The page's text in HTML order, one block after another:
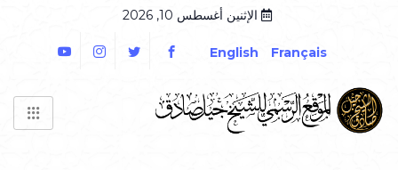
الإثنين أغسطس 10, 2026
Français
English